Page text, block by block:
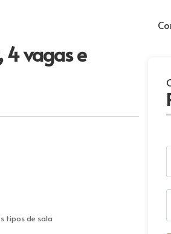
4 vagas e
tipos de sala